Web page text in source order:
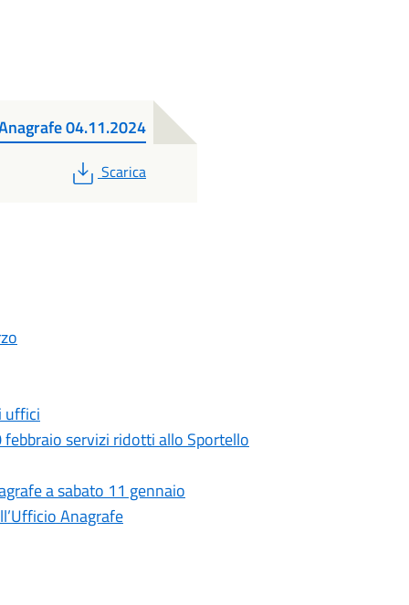
04.11.2024
PDF
Scarica
uffici
servizi ridotti allo Sportello
a sabato 11 gennaio
Anagrafe